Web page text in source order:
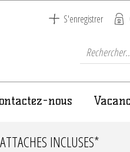
S'enregistrer
nous
INCLUSES*